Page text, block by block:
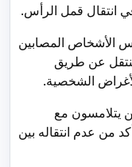
انتقال قمل الرأس.
الأشخاص المصابين
عن طريق
الشخصية.
يتلامسون مع
عدم انتقاله بين